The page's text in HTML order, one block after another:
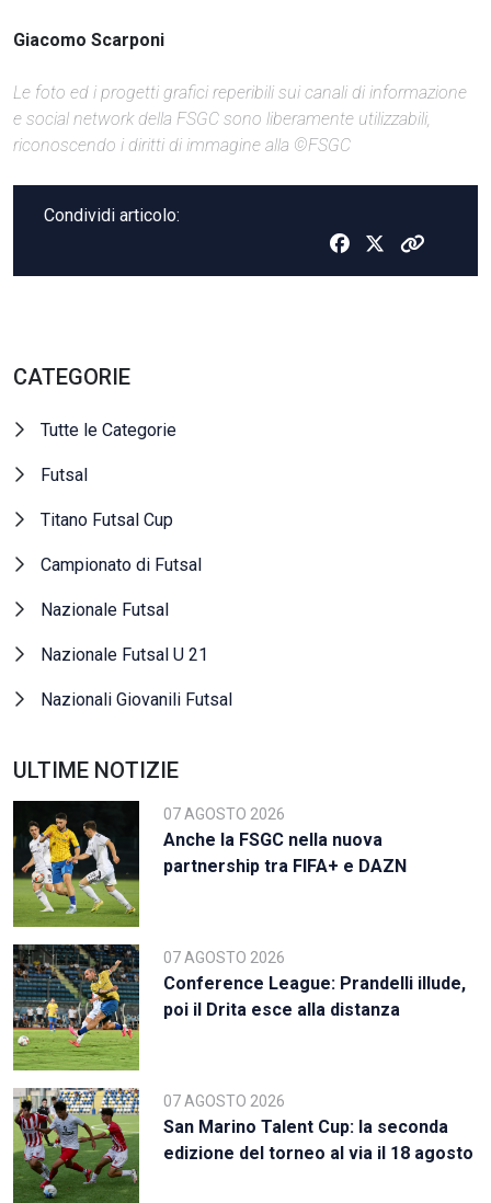
Giacomo Scarponi
Le foto ed i progetti grafici reperibili sui canali di informazione
e social network della FSGC sono liberamente utilizzabili,
riconoscendo i diritti di immagine alla ©FSGC
Condividi articolo:
CATEGORIE
Tutte le Categorie
Futsal
Titano Futsal Cup
Campionato di Futsal
Nazionale Futsal
Nazionale Futsal U 21
Nazionali Giovanili Futsal
ULTIME NOTIZIE
07 AGOSTO 2026
Anche la FSGC nella nuova
partnership tra FIFA+ e DAZN
07 AGOSTO 2026
Conference League: Prandelli illude,
poi il Drita esce alla distanza
07 AGOSTO 2026
San Marino Talent Cup: la seconda
edizione del torneo al via il 18 agosto